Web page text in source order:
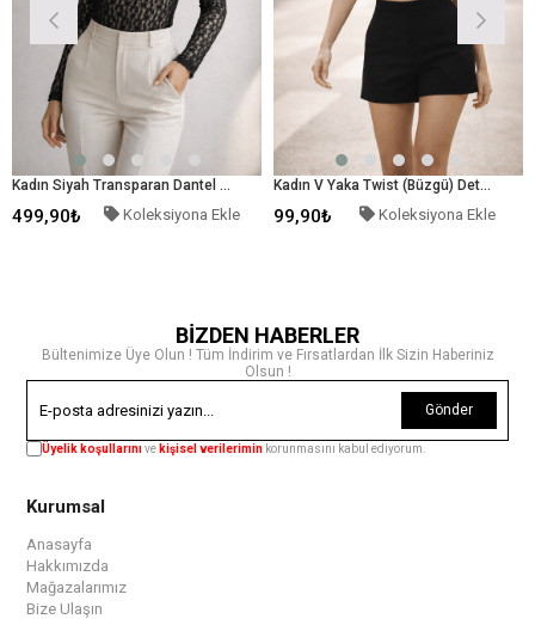
Kadın Siyah Transparan Dantel Uzun Kollu İç Gösteren Likralı Tül Bluz
Koleksiyona Ekle
Kadın V Yaka Twist (Büzgü) Detaylı Siyah Beyaz Desenli Crop Bluz
99,90₺ Koleksiyona Ekle 899,90₺
BİZDEN HABERLER
Bültenimize Üye Olun ! Tüm İndirim ve Fırsatlardan İlk Sizin Haberiniz
Olsun !
Gönder
Üyelik koşullarınıve kişisel verilerimin korunmasını kabul ediyorum.
Kurumsal
Anasayfa
Hakkımızda
Mağazalarımız
Bize Ulaşın